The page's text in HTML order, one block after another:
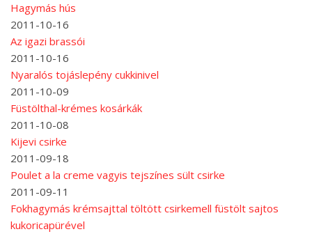
Hagymás hús
2011-10-16
Az igazi brassói
2011-10-16
Nyaralós tojáslepény cukkinivel
2011-10-09
Füstölthal-krémes kosárkák
2011-10-08
Kijevi csirke
2011-09-18
Poulet a la creme vagyis tejszínes sült csirke
2011-09-11
Fokhagymás krémsajttal töltött csirkemell füstölt sajtos
kukoricapürével